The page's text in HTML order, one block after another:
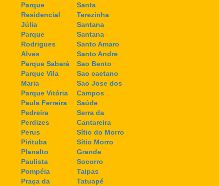
Parque
Residencial
Júlia
Parque
Rodrigues
Alves
Parque Sabará
Parque Vila
Maria
Parque Vitória
Paula Ferreira
Pedreira
Perdizes
Perus
Pirituba
Planalto
Paulista
Pompéia
Praça da
Santa
Terezinha
Santana
Santana
Santo Amaro
Santo Andre
Sao Bento
Sao caetano
Sao Jose dos
Campos
Saúde
Serra da
Cantareira
Sítio do Morro
Sítio Morro
Grande
Socorro
Taipas
Tatuapé